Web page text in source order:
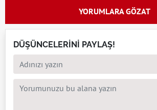
YORUMLARA GÖZAT
DÜŞÜNCELERİNİ PAYLAŞ!